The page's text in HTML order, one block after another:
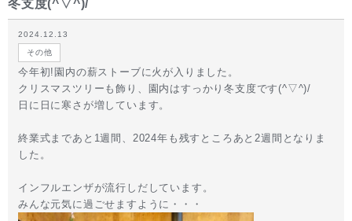
冬支度(^▽^)/
2024.12.13
その他
今年初!園内の薪ストーブに火が入りました。
クリスマスツリーも飾り、園内はすっかり冬支度です(^▽^)/
日に日に寒さが増しています。
終業式まであと1週間、2024年も残すところあと2週間となりま
した。
インフルエンザが流行しだしています。
みんな元気に過ごせますように・・・